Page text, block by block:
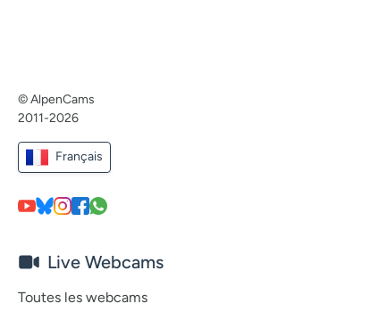
© AlpenCams
2011-2026
Français
Live Webcams
Toutes les webcams